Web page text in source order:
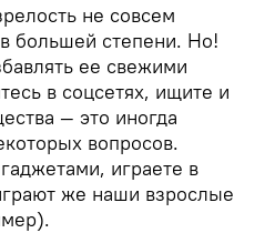
не совсем
большей степени. Но!
ее свежими
в соцсетях, ищите и
— это иногда
вопросов.
играете в
же наши взрослые